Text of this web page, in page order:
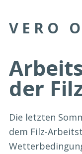
VERO
der
Die letzten
dem Filz-